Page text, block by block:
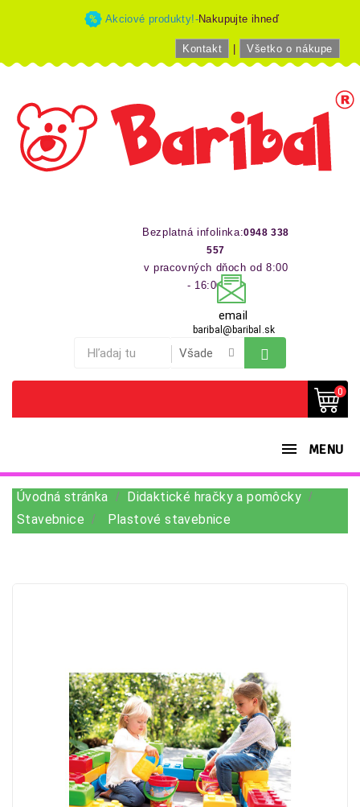
Akciové produkty!-Nakupujte ihneď
Kontakt Všetko o nákupe
Bezplatná infolinka:0948 338
557
v pracovných dňoch od 8:00
- 16:00 hod
email
baribal@baribal.sk
0
MENU
Úvodná stránka
Didaktické hračky a pomôcky
Stavebnice
Plastové stavebnice